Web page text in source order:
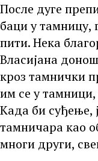
После дуге
баци у тамницу,
пити. Нека
Власијана
кроз тамнички
им се у
Када би суђење,
тамничара као
многи други,